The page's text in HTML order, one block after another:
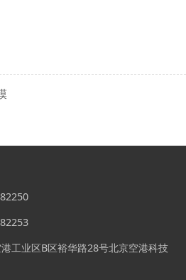
工业区B区裕华路28号北京空港科技